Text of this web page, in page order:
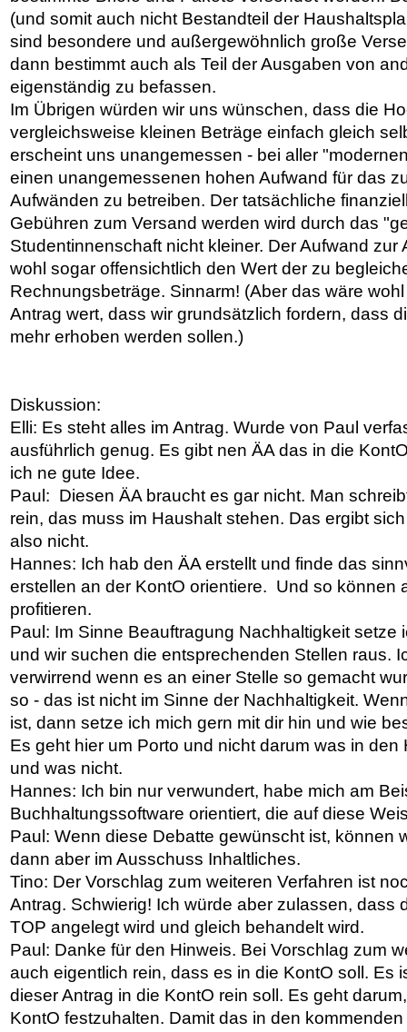
(und somit auch nicht Bestandteil der
sind besondere und außergewöhnlich große
dann bestimmt auch als Teil der Ausgaben von
eigenständig zu befassen.
Im Übrigen würden wir uns wünschen, dass die
vergleichsweise kleinen Beträge einfach gleich
erscheint uns unangemessen - bei aller
einen unangemessenen hohen Aufwand für das
Aufwänden zu betreiben. Der tatsächliche
Gebühren zum Versand werden wird durch das
Studentinnenschaft nicht kleiner. Der Aufwand zur
wohl sogar offensichtlich den Wert der zu
Rechnungsbeträge. Sinnarm! (Aber das wäre
Antrag wert, dass wir grundsätzlich fordern, dass
mehr erhoben werden sollen.)
Diskussion:
Elli: Es steht alles im Antrag. Wurde von Paul
ausführlich genug. Es gibt nen ÄA das in die
ich ne gute Idee.
Paul: Diesen ÄA braucht es gar nicht. Man
rein, das muss im Haushalt stehen. Das ergibt
also nicht.
Hannes: Ich hab den ÄA erstellt und finde das
erstellen an der KontO orientiere. Und so können
profitieren.
Paul: Im Sinne Beauftragung Nachhaltigkeit setze
und wir suchen die entsprechenden Stellen raus.
verwirrend wenn es an einer Stelle so gemacht
so - das ist nicht im Sinne der Nachhaltigkeit.
ist, dann setze ich mich gern mit dir hin und wie
Es geht hier um Porto und nicht darum was in den
und was nicht.
Hannes: Ich bin nur verwundert, habe mich am
Buchhaltungssoftware orientiert, die auf diese
Paul: Wenn diese Debatte gewünscht ist, können
dann aber im Ausschuss Inhaltliches.
Tino: Der Vorschlag zum weiteren Verfahren ist
Antrag. Schwierig! Ich würde aber zulassen, dass
TOP angelegt wird und gleich behandelt wird.
Paul: Danke für den Hinweis. Bei Vorschlag zum
auch eigentlich rein, dass es in die KontO soll. Es
dieser Antrag in die KontO rein soll. Es geht
KontO festzuhalten. Damit das in den